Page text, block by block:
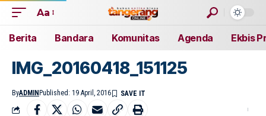
Aa
Berita Bandara Komunitas Agenda Ekbis
IMG_20160418_151125
ByADMIN Published: 19 April, 2016